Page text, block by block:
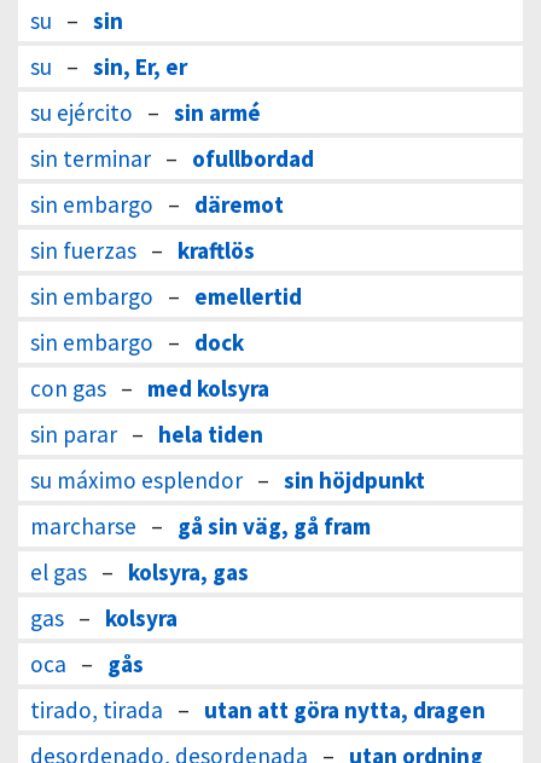
su – sin
su – sin, Er, er
su ejército – sin armé
sin terminar – ofullbordad
sin embargo – däremot
sin fuerzas – kraftlös
sin embargo – emellertid
sin embargo – dock
con gas – med kolsyra
sin parar – hela tiden
su máximo esplendor – sin höjdpunkt
marcharse – gå sin väg, gå fram
el gas – kolsyra, gas
gas – kolsyra
oca – gås
tirado, tirada – utan att göra nytta, dragen
desordenado, desordenada – utan ordning